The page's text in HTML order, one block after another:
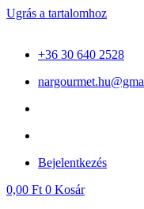
Ugrás a tartalomhoz
+36 30 640 2528
Bejelentkezés
0,00 Ft 0 Kosár